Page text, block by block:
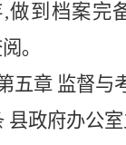
做到档案完
｡
五章 监督与
县政府办公